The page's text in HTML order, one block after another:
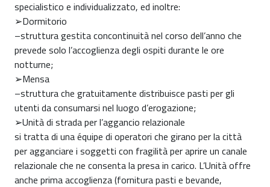
specialistico e individualizzato, ed inoltre:
➢Dormitorio
–struttura gestita concontinuità nel corso dell’anno che
prevede solo l’accoglienza degli ospiti durante le ore
notturne;
➢Mensa
–struttura che gratuitamente distribuisce pasti per gli
utenti da consumarsi nel luogo d’erogazione;
➢Unità di strada per l’aggancio relazionale
si tratta di una équipe di operatori che girano per la città
per agganciare i soggetti con fragilità per aprire un canale
relazionale che ne consenta la presa in carico. L’Unità offre
anche prima accoglienza (fornitura pasti e bevande,